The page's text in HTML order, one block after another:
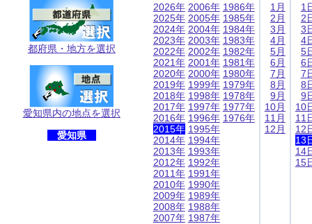
都府県・地方を選択
愛知県内の地点を選択
愛知県
2026年
2025年
2024年
2023年
2022年
2021年
2020年
2019年
2018年
2017年
2016年
2015年
2014年
2013年
2012年
2011年
2010年
2009年
2008年
2007年
2006年
2005年
2004年
2003年
2002年
2001年
2000年
1999年
1998年
1997年
1996年
1995年
1994年
1993年
1992年
1991年
1990年
1989年
1988年
1987年
1986年
1985年
1984年
1983年
1982年
1981年
1980年
1979年
1978年
1977年
1976年
1月
2月
3月
4月
5月
6月
7月
8月
9月
10月
11月
12月
1
2
3
4
5
6
7
8
9
10
11
12
13
14
15